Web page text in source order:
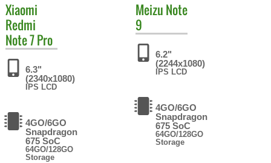
Xiaomi
Redmi
Note 7 Pro
6.3"
(2340x1080)
IPS LCD
4GO/6GO
Snapdragon
675 SoC
64GO/128GO
Storage
Meizu Note
9
6.2"
(2244x1080)
IPS LCD
4GO/6GO
Snapdragon
675 SoC
64GO/128GO
Storage